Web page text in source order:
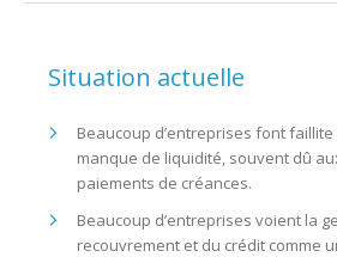
Situation actuelle
Beaucoup d’entreprises font faillite
manque de liquidité, souvent dû
paiements de créances.
Beaucoup d’entreprises voient la
recouvrement et du crédit comme